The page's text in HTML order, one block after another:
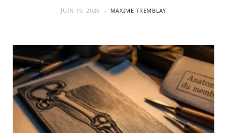
JUIN 19, 2026 MAXIME TREMBLAY